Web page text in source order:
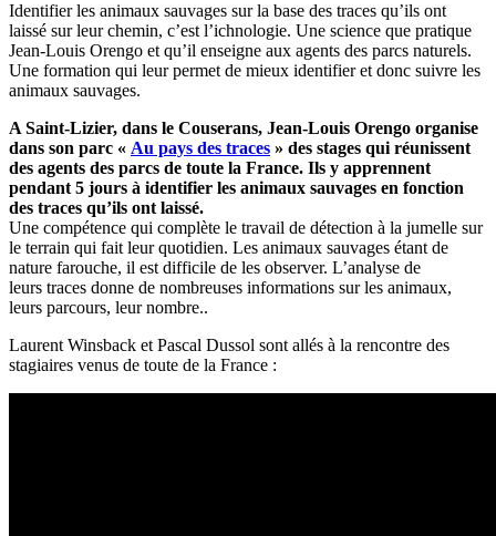
Identifier les animaux sauvages sur la base des traces qu’ils ont
laissé sur leur chemin, c’est l’ichnologie. Une science que pratique
Jean-Louis Orengo et qu’il enseigne aux agents des parcs naturels.
Une formation qui leur permet de mieux identifier et donc suivre les
animaux sauvages.
A Saint-Lizier, dans le Couserans, Jean-Louis Orengo organise
dans son parc « Au pays des traces » des stages qui réunissent
des agents des parcs de toute la France. Ils y apprennent
pendant 5 jours à identifier les animaux sauvages en fonction
des traces qu’ils ont laissé.
Une compétence qui complète le travail de détection à la jumelle sur
le terrain qui fait leur quotidien. Les animaux sauvages étant de
nature farouche, il est difficile de les observer. L’analyse de
leurs traces donne de nombreuses informations sur les animaux,
leurs parcours, leur nombre..
Laurent Winsback et Pascal Dussol sont allés à la rencontre des
stagiaires venus de toute de la France :